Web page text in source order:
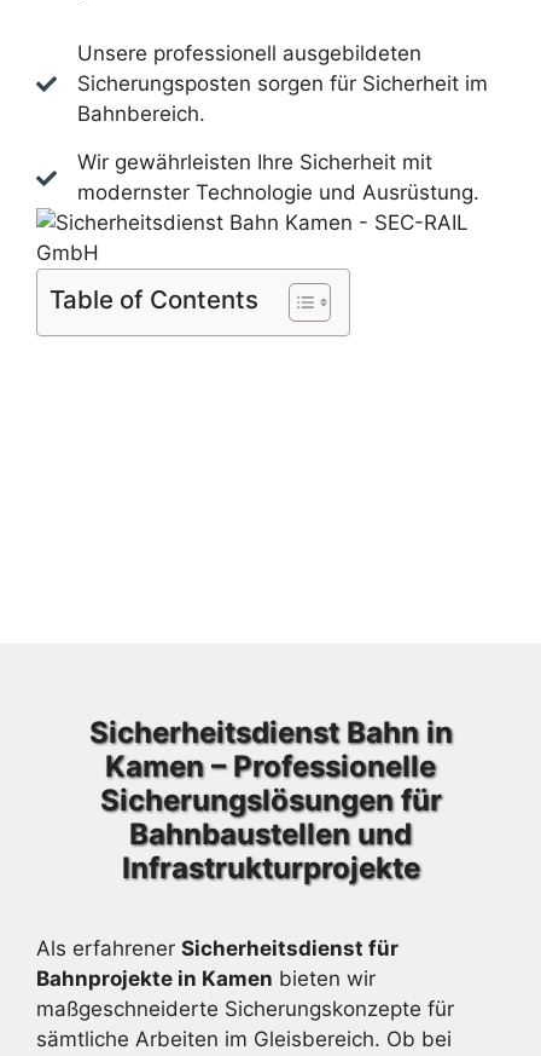
Unsere professionell ausgebildeten
Sicherungsposten sorgen für Sicherheit im
Bahnbereich.
Wir gewährleisten Ihre Sicherheit mit
modernster Technologie und Ausrüstung.
Table of Contents
Sicherheitsdienst Bahn in
Kamen – Professionelle
Sicherungslösungen für
Bahnbaustellen und
Infrastrukturprojekte
Als erfahrener Sicherheitsdienst für
Bahnprojekte in Kamen bieten wir
maßgeschneiderte Sicherungskonzepte für
sämtliche Arbeiten im Gleisbereich. Ob bei